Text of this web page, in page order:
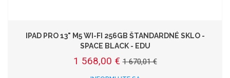
IPAD PRO 13" M5 WI-FI 256GB ŠTANDARDNÉ SKLO -
SPACE BLACK - EDU
1 568,00 € 1 670,01 €